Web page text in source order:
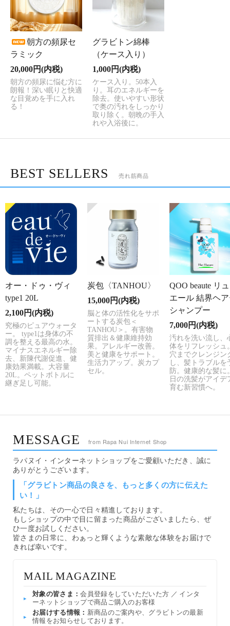
朝方の頻尿セ
ラミック
20,000円(内税)
朝方の頻尿に悩む方に
朗報！深い眠りと快適
な目覚めを手に入れ
る！
グラビトン綿棒
（ケース入り）
1,000円(内税)
ケース入り。50本入
り。耳のエネルギーを
除去。使いやすい形状
で奥の汚れをしっかり
取り除く。朝晩の手入
れや入浴後に。
BEST SELLERS 売れ筋商品
オー・ドゥ・ヴィ
type1 20L
2,100円(内税)
究極のピュアウォータ
ー。 type1は身体の不
調を整える最高の水。
マイナスエネルギー除
去、新陳代謝促進、健
康効果満載。‎大容量
20L。ペットボトルに
継ぎ足し可能。
炭包〈TANHOU〉
15,000円(内税)
脳と体の活性化をサポ
ートする炭包＜
TANHOU＞。有害物
質排出＆健康維持効
果。アレルギー改善。
美と健康をサポート。
生活力アップ。炭カプ
セル。
QOO beaute リ
エール 結界ヘ
シャンプー
7,000円(内税)
汚れを洗い流し、
体をリフレッシュ
穴までクレンジン
し、髪トラブルを
防。健康的な髪に
日の洗髪がアイデ
育む新習慣へ。
MESSAGE from Rapa Nui Internet Shop
ラパヌイ・インターネットショップをご愛顧いただき、誠に
ありがとうございます。
「グラビトン商品の良さを、もっと多くの方に伝えた
い！」
私たちは、その一心で日々精進しております。
もしショップの中で目に留まった商品がございましたら、ぜ
ひ一度お試しください。
皆さまの日常に、わぁっと輝くような素敵な体験をお届けで
きれば幸いです。
MAIL MAGAZINE
▸ 対象の皆さま：会員登録をしていただいた方 ／ インタ
ーネットショップで商品ご購入のお客様
▸ お届けする情報： 新商品のご案内や、グラビトンの最新
情報をお知らせしております。